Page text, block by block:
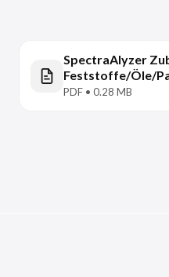
SpectraAlyzer
Feststoffe/Öle/
PDF • 0.28 MB